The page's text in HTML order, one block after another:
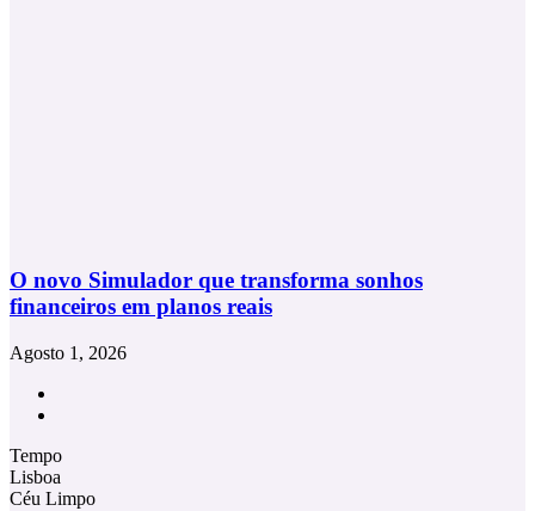
O novo Simulador que transforma sonhos
financeiros em planos reais
Agosto 1, 2026
Tempo
Lisboa
Céu Limpo